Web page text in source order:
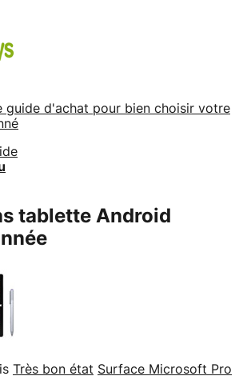
guide d'achat pour bien choisir votre
tablette Android
Très bon état Surface Microsoft Pro